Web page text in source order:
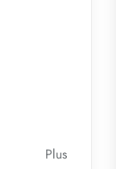
Plus